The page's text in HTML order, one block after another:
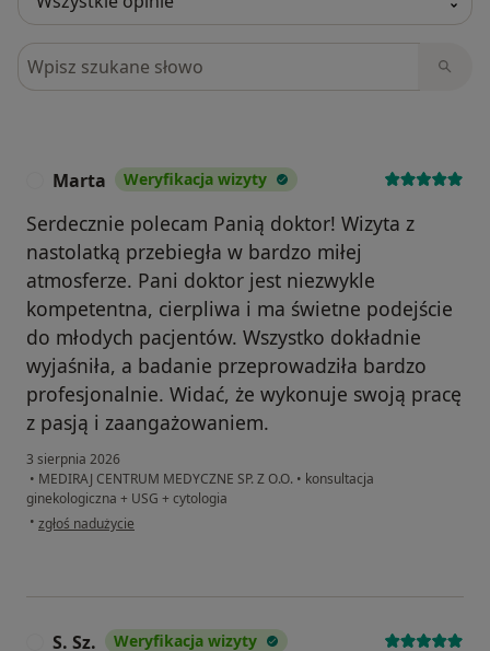
Szukaj w opiniach
Marta Weryfikacja wizyty
Serdecznie polecam Panią doktor! Wizyta z
nastolatką przebiegła w bardzo miłej
atmosferze. Pani doktor jest niezwykle
kompetentna, cierpliwa i ma świetne podejście
do młodych pacjentów. Wszystko dokładnie
wyjaśniła, a badanie przeprowadziła bardzo
profesjonalnie. Widać, że wykonuje swoją pracę
z pasją i zaangażowaniem.
3 sierpnia 2026
• MEDIRAJ CENTRUM MEDYCZNE SP. Z O.O. • konsultacja
ginekologiczna + USG + cytologia
• w opinii użytkownika Marta
zgłoś nadużycie
S. Sz. Weryfikacja wizyty